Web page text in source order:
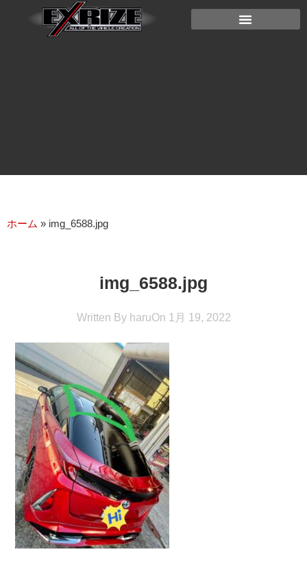
ホーム » img_6588.jpg
img_6588.jpg
Written ByharuOn 1月 19, 2022